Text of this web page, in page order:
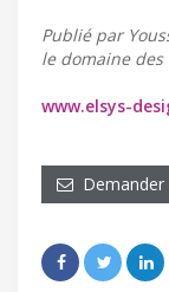
Publié par
le domaine
www.elsys-